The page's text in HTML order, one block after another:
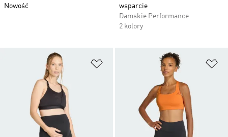
Nowość
wsparcie
Damskie Performance
2 kolory
Dodaj do listy życzeń